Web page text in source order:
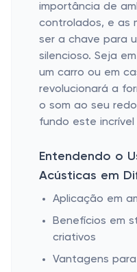
importância de
controlados, e as
ser a chave para
silencioso. Seja
um carro ou em
revolucionará a
o som ao seu
fundo este
Entendendo o
Acústicas em
Aplicação em
Benefícios em
criativos
Vantagens